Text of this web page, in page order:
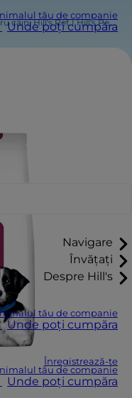
tău de companie
Unde poți cumpăra
Navigare
Învățați
Despre Hill's
tău de companie
Unde poți cumpăra
Înregistrează-te
tău de companie
Unde poți cumpăra
Explorați toate produsele de hrană pentru câini Hill's Pet | Hill's Pet